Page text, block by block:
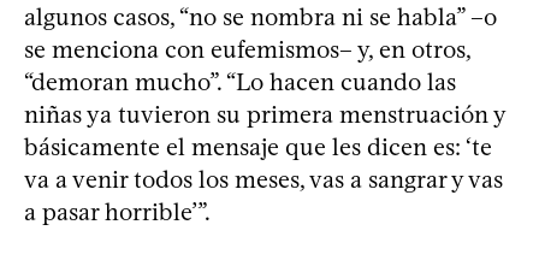
algunos casos, “no se nombra ni se habla” –o
se menciona con eufemismos– y, en otros,
“demoran mucho”. “Lo hacen cuando las
niñas ya tuvieron su primera menstruación y
básicamente el mensaje que les dicen es: ‘te
va a venir todos los meses, vas a sangrar y vas
a pasar horrible’”.